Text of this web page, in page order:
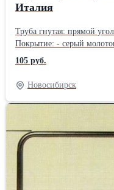
Италия
Труба гнутая: прямой
Покрытие: - серый
- 15 шт. -хром 21А - 1 шт.
шт.Производитель: NFA,
105 руб.
Новосибирск